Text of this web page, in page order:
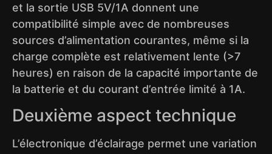
et la sortie USB 5V/1A donnent une
compatibilité simple avec de nombreuses
sources d’alimentation courantes, même si la
charge complète est relativement lente (>7
heures) en raison de la capacité importante de
la batterie et du courant d’entrée limité à 1A.
Deuxième aspect technique
L’électronique d’éclairage permet une variation